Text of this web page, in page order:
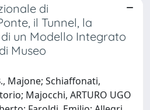
di
il Tunnel, la
un Modello Integrato
Museo
Majone; Schiaffonati,
Majocchi, ARTURO UGO